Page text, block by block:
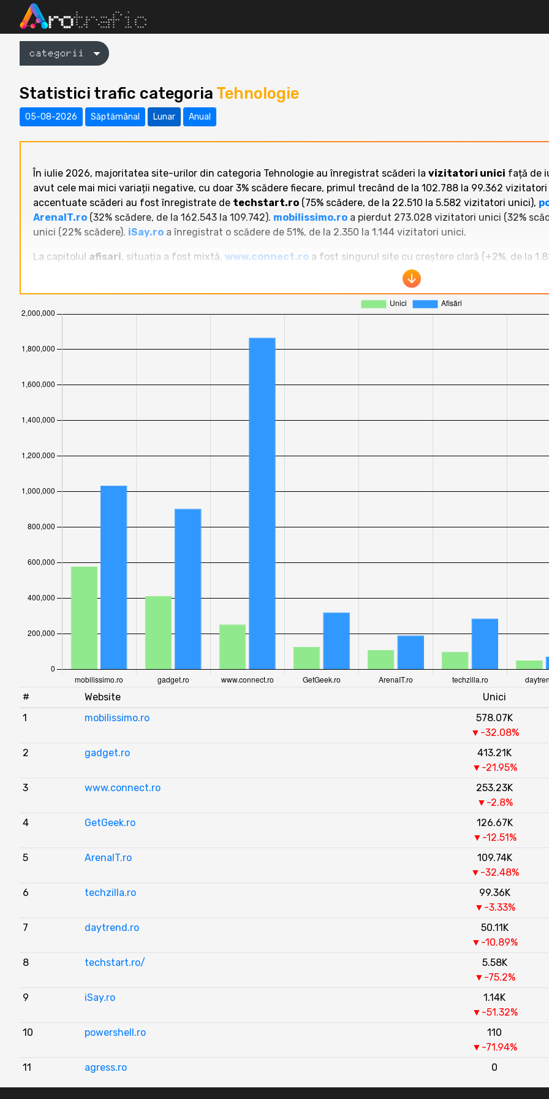
categorii
Statistici trafic categoria Tehnologie
05-08-2026 Săptămânal Lunar Anual
În iulie 2026, majoritatea site-urilor din categoria Tehnologie au înregistrat scăderi la vizitatori unici față de
avut cele mai mici variații negative, cu doar 3% scădere fiecare, primul trecând de la 102.788 la 99.362
accentuate scăderi au fost înregistrate de techstart.ro (75% scădere, de la 22.510 la 5.582 vizitatori unici),
ArenaIT.ro (32% scădere, de la 162.543 la 109.742). mobilissimo.ro a pierdut 273.028 vizitatori unici (32%
unici (22% scădere). iSay.ro a înregistrat o scădere de 51%, de la 2.350 la 1.144 vizitatori unici.
La capitolul afisari, situația a fost mixtă. www.connect.ro a fost singurul site cu creștere clară (+2%, de la
practic constant (0% variație, 286.582 afișări în iulie față de 286.488 în iunie). Toate celelalte site-uri au
iSay.ro(28% scădere).
GetGeek.roau înregistrat scăderi de 11%,
powershell.roși
pierdut peste 16.900 vizitatori unici.
La afișări,
# Website Unici
1
mobilissimo.ro
578.07K
▼-32.08%
2
gadget.ro
413.21K
▼-21.95%
3
www.connect.ro
253.23K
▼-2.8%
4
GetGeek.ro
126.67K
▼-12.51%
5
ArenaIT.ro
109.74K
▼-32.48%
6
techzilla.ro
99.36K
▼-3.33%
7
daytrend.ro
50.11K
▼-10.89%
8
techstart.ro/
5.58K
▼-75.2%
9
iSay.ro
1.14K
▼-51.32%
10
powershell.ro
110
▼-71.94%
11
agress.ro 0